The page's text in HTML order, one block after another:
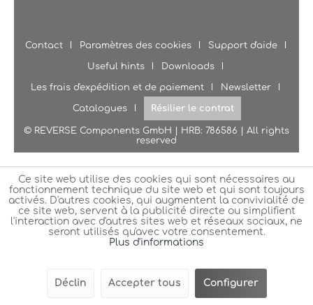
Contact Paramètres des cookies Support d'aide
Useful hints Downloads
Les frais d'expédition et de paiement Newsletter
Catalogues Résilier le contrat
© REVERSE Components GmbH | HRB: 786586 | All rights
reserved
Ce site web utilise des cookies qui sont nécessaires au
fonctionnement technique du site web et qui sont toujours
activés. D'autres cookies, qui augmentent la convivialité de
ce site web, servent à la publicité directe ou simplifient
l'interaction avec d'autres sites web et réseaux sociaux, ne
seront utilisés qu'avec votre consentement.
Plus d'informations
Déclin Accepter tous Configurer